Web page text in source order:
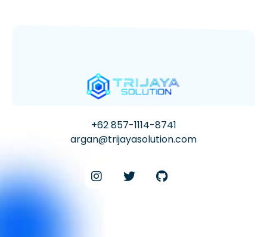
+62 857-1114-8741
argan@trijayasolution.com